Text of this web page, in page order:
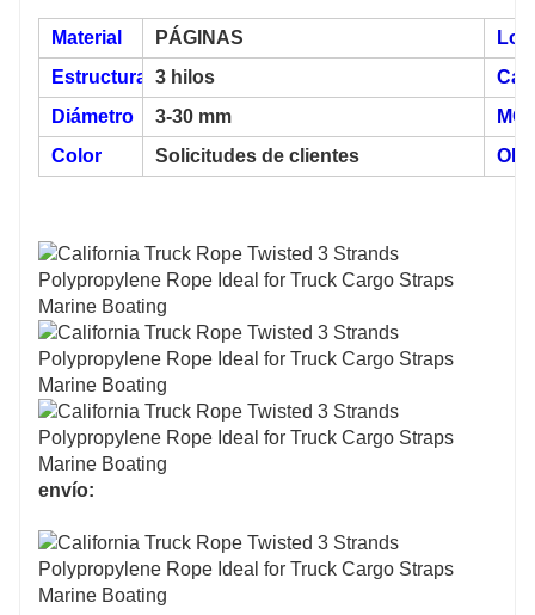
Material PÁGINAS
Estructura
3 hilos
Diámetro
3-30 mm
Color
Solicitudes de clientes
envío: